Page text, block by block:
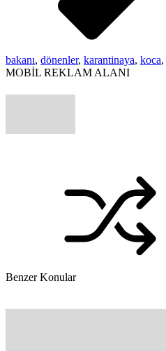
bakanı, dönenler, karantinaya, koca,
MOBİL REKLAM ALANI
Benzer Konular